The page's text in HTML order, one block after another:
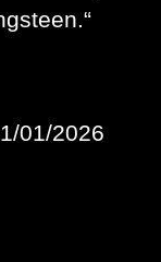
01/2026